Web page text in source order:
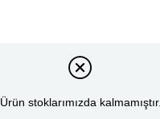
Ürün stoklarımızda kalmamıştır.